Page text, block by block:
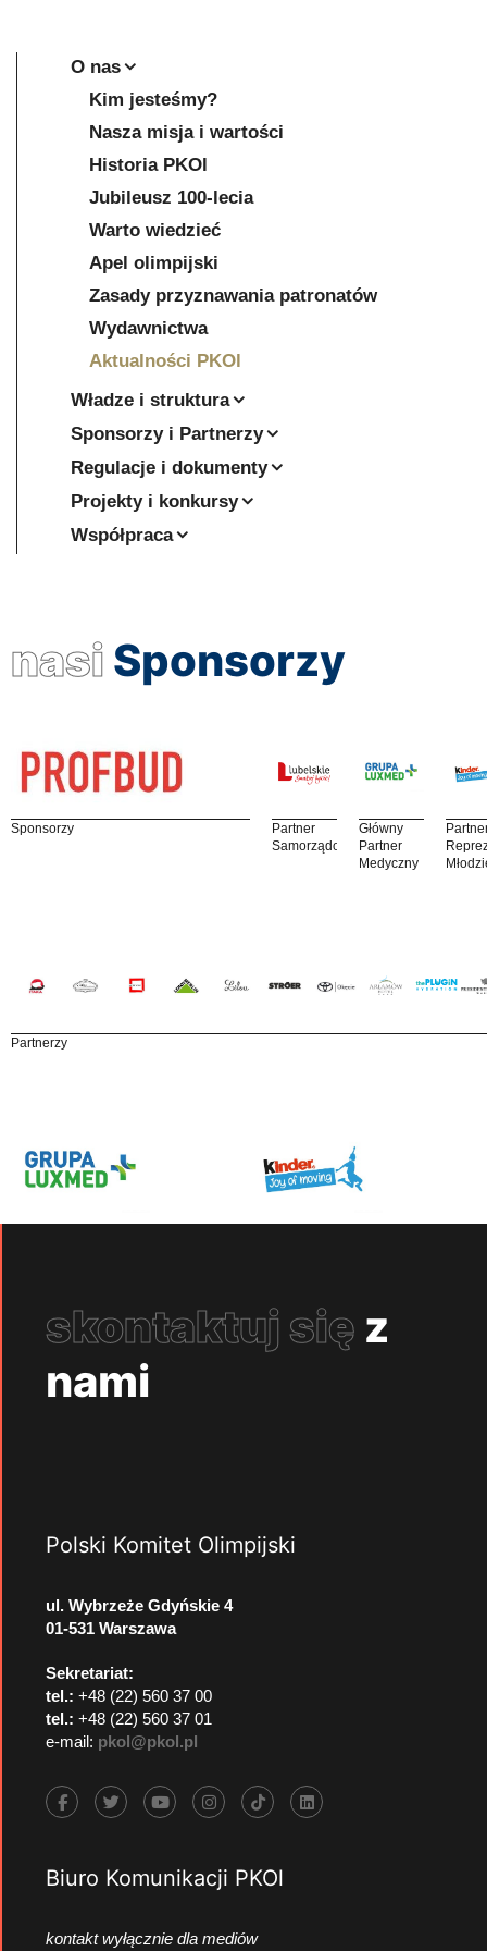
O nas
Kim jesteśmy?
Nasza misja i wartości
Historia PKOl
Jubileusz 100-lecia
Warto wiedzieć
Apel olimpijski
Zasady przyznawania patronatów
Wydawnictwa
Aktualności PKOl
Władze i struktura
Sponsorzy i Partnerzy
Regulacje i dokumenty
Projekty i konkursy
Współpraca
nasi Sponsorzy
Sponsorzy
Partner
Samorządowy
Główny
Partner
Medyczny
Partnerzy
skontaktuj się z
nami
Polski Komitet Olimpijski
ul. Wybrzeże Gdyńskie 4
01-531 Warszawa
Sekretariat:
tel.: +48 (22) 560 37 00
tel.: +48 (22) 560 37 01
e-mail: pkol@pkol.pl
Biuro Komunikacji PKOl
kontakt wyłącznie dla mediów